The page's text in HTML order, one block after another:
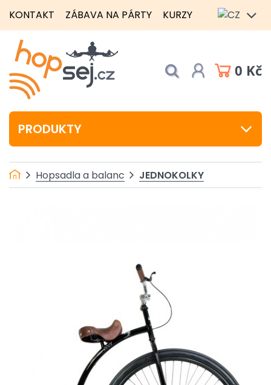
KONTAKT ZÁBAVA NA PÁRTY KURZY
0 Kč
PRODUKTY
Hopsadla a balanc JEDNOKOLKY